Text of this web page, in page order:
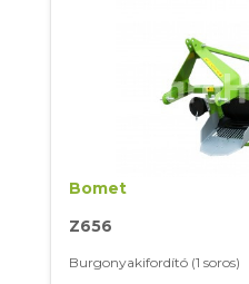
Bomet
Z656
Burgonyakifordító (1 soros)